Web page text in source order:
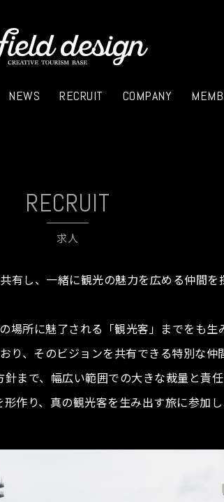
NEWS RECRUIT COMPANY
RECRUIT
求人
有し、一緒に観光の魅力を広める仲間
場所に魅了される「観光客」までをも
り、そのビジョンを共有できる特別な
まで、幅広い範囲での大きな裁量と責
作り、真の観光客を生み出す旅に参加